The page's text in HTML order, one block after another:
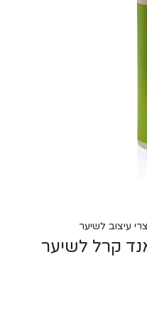
עיצוב לשיער
קרל לשיער